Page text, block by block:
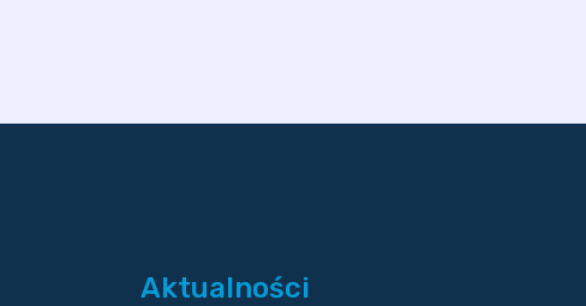
Aktualności